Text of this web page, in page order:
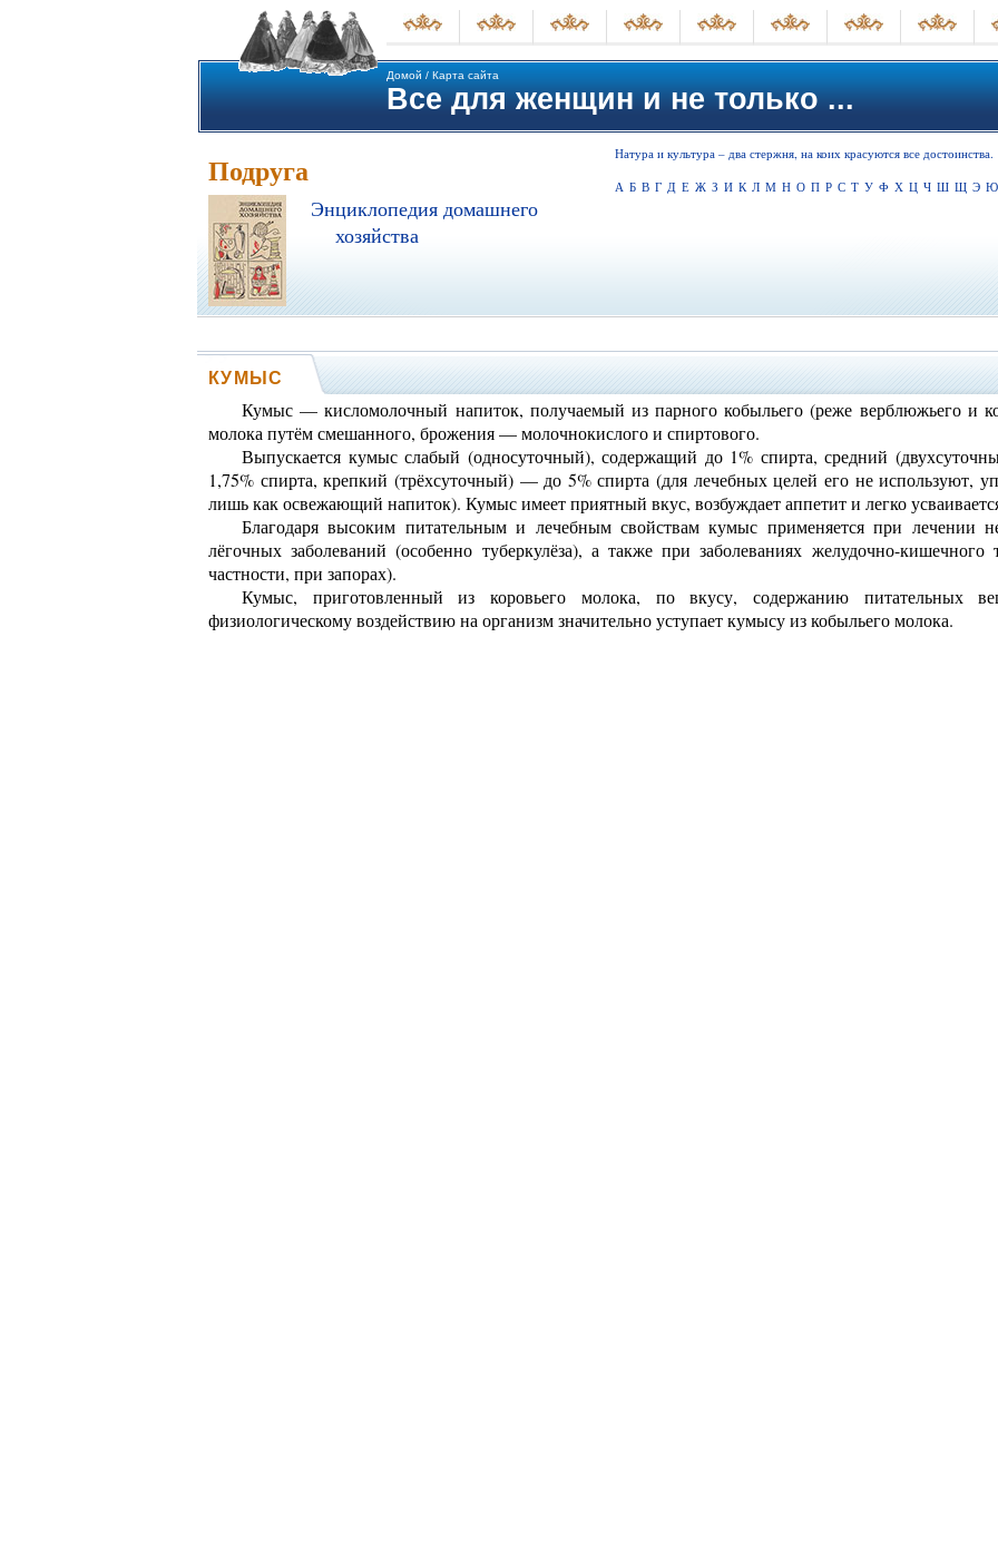
Домой / Карта сайта
Все для женщин и не только ...
Подруга
Энциклопедия домашнего
хозяйства
Натура и культура – два стержня, на коих красуются все достоинства.
А Б В Г Д Е Ж З И К Л М Н О П Р С Т У Ф Х Ц Ч Ш Щ Э Ю
КУМЫС
Кумыс — кисломолочный напиток, получаемый из парного кобыльего (реже верблюжьего и
молока путём смешанного, брожения — молочнокислого и спиртового.
Выпускается кумыс слабый (односуточный), содержащий до 1% спирта, средний
1,75% спирта, крепкий (трёхсуточный) — до 5% спирта (для лечебных целей его не используют,
лишь как освежающий напиток). Кумыс имеет приятный вкус, возбуждает аппетит и легко
Благодаря высоким питательным и лечебным свойствам кумыс применяется при лечении
лёгочных заболеваний (особенно туберкулёза), а также при заболеваниях желудочно-кишечного
частности, при запорах).
Кумыс, приготовленный из коровьего молока, по вкусу, содержанию питательных
физиологическому воздействию на организм значительно уступает кумысу из кобыльего молока.